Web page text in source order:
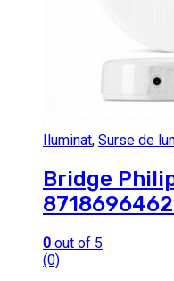
Iluminat, Surse de
Bridge
0 out of 5
(0)